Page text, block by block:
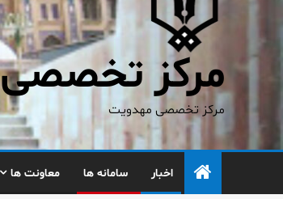
مرکز
مرکز تخصصی مهدویت
اخبار سامانه ها معاونت ها